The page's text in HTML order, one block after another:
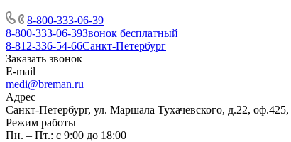
8-800-333-06-39
8-800-333-06-39Звонок бесплатный
8-812-336-54-66Санкт-Петербург
Заказать звонок
E-mail
medi@breman.ru
Адрес
Санкт-Петербург, ул. Маршала Тухачевского, д.22,
Режим работы
Пн. – Пт.: с 9:00 до 18:00